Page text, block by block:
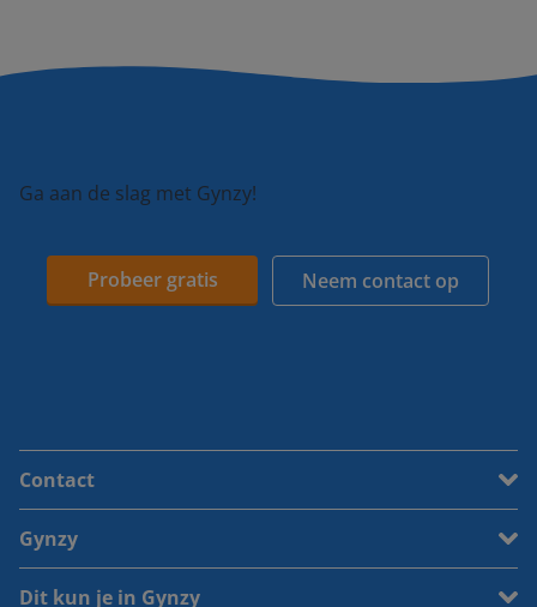
Ga aan de slag met Gynzy!
Probeer gratis Neem contact op
Contact
Gynzy
Dit kun je in Gynzy